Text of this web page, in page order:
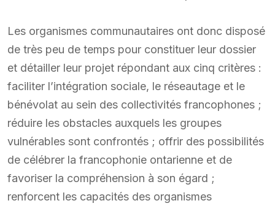
Les organismes communautaires ont donc disposé
de très peu de temps pour constituer leur dossier
et détailler leur projet répondant aux cinq critères :
faciliter l’intégration sociale, le réseautage et le
bénévolat au sein des collectivités francophones ;
réduire les obstacles auxquels les groupes
vulnérables sont confrontés ; offrir des possibilités
de célébrer la francophonie ontarienne et de
favoriser la compréhension à son égard ;
renforcent les capacités des organismes